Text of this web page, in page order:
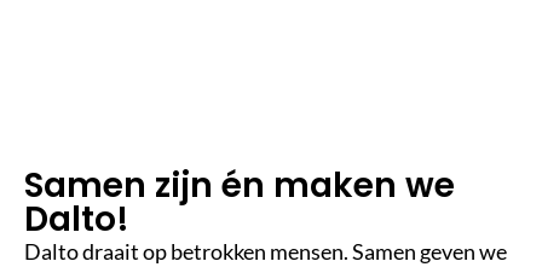
Samen zijn én maken we
Dalto!
Daltodraait op betrokken mensen. Samen geven we